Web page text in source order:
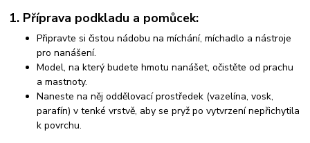
1. Příprava podkladu a pomůcek:
Připravte si čistou nádobu na míchání, míchadlo a nástroje
pro nanášení.
Model, na který budete hmotu nanášet, očistěte od prachu
a mastnoty.
Naneste na něj oddělovací prostředek (vazelína, vosk,
parafín) v tenké vrstvě, aby se pryž po vytvrzení nepřichytila
k povrchu.